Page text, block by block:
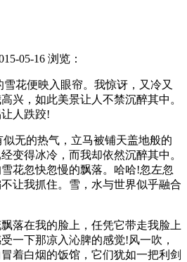
05-16 浏览：
便映入眼帘。我惊讶，又冷又
兴，如此美景让人不禁沉醉其中。
人跌跤!
无的热气，立马被铺天盖地般的
变得冰冷，而我却依然沉醉其中。
花忽快忽慢的飘落。哈哈!忽左忽
让我抓住。雪，水与世界似乎融合
在我的脸上，任凭它带走我脸上
一下那凉入沁脾的感觉!风一吹，
着白烟的饭馆，它们犹如一把利剑